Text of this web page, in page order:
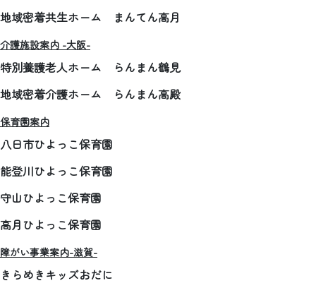
地域密着共生ホーム まんてん高月
介護施設案内 -大阪-
特別養護老人ホーム らんまん鶴見
地域密着介護ホーム らんまん高殿
保育園案内
八日市ひよっこ保育園
能登川ひよっこ保育園
守山ひよっこ保育園
高月ひよっこ保育園
障がい事業案内-滋賀-
きらめきキッズおだに